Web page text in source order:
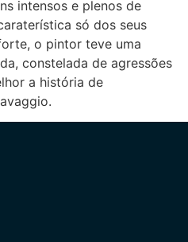
intensos e plenos de
só dos seus
o pintor teve uma
constelada de agressões
a história de